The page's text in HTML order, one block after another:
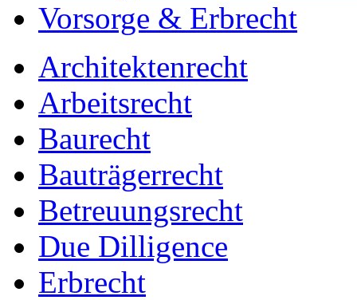
Vorsorge & Erbrecht
Architektenrecht
Arbeitsrecht
Baurecht
Bauträgerrecht
Betreuungsrecht
Due Dilligence
Erbrecht